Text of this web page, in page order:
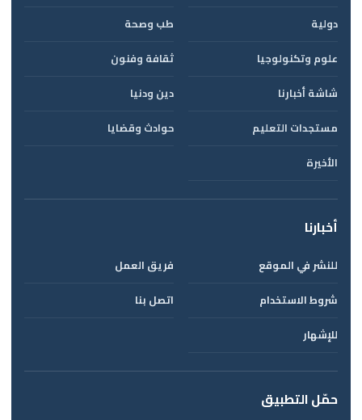
دولية
طب وصحة
علوم وتكنولوجيا
ثقافة وفنون
شاشة أخبارنا
دين ودنيا
مستجدات التعليم
حوادث وقضايا
الأخيرة
أخبارنا
للنشر في الموقع
فريق العمل
شروط الاستخدام
اتصل بنا
للإشهار
حمّل التطبيق